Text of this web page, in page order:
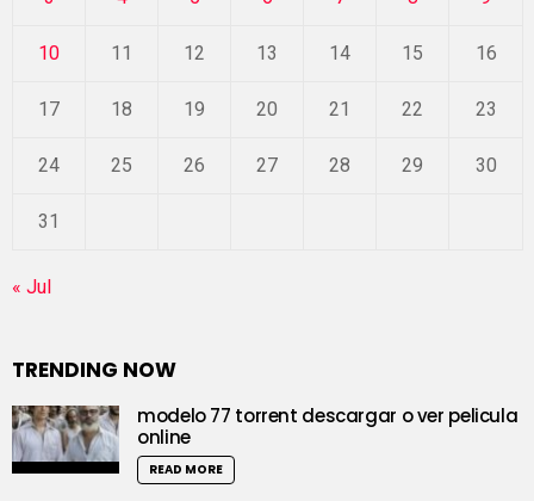
10 11 12 13 14 15 16
17 18 19 20 21 22 23
24 25 26 27 28 29 30
31
« Jul
TRENDING NOW
modelo 77 torrent descargar o ver pelicula
online
READ MORE